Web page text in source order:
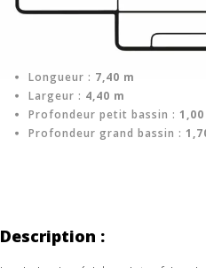
Longueur : 7,40 m
Largeur : 4,40 m
Profondeur petit bassin :
Profondeur grand bassin :
Description :